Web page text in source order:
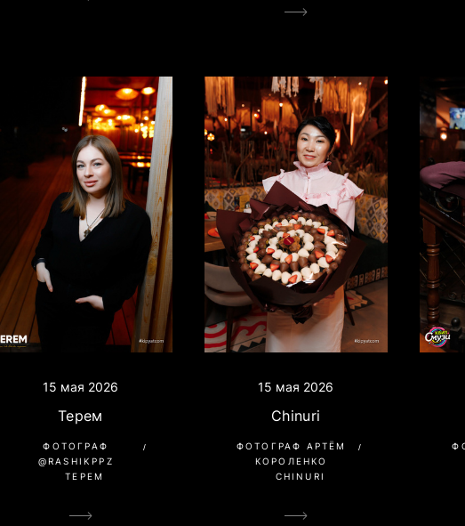
15 мая 2026
Терем
ФОТОГРАФ
@RASHIKPPZ
ТЕРЕМ
15 мая 2026
Chinuri
ФОТОГРАФ АРТЁМ
КОРОЛЕНКО
CHINURI